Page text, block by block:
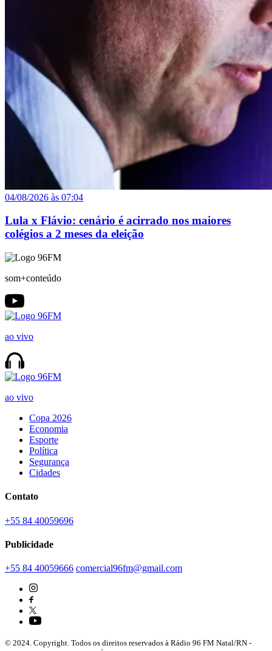
04/08/2026 às 07:04
Lula x Flávio: cenário é acirrado nos maiores
colégios a 2 meses da eleição
som+conteúdo
ao vivo
ao vivo
Copa 2026
Economia
Esporte
Política
Segurança
Cidades
Contato
+55 84 40059696
Publicidade
+55 84 40059666 comercial96fm@gmail.com
© 2024. Copyright. Todos os direitos reservados à Rádio 96 FM Natal/RN -